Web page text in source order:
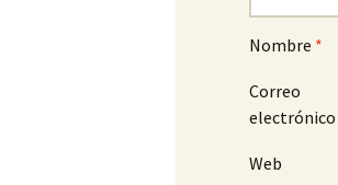
Nombre *
Correo
electrónico
Web